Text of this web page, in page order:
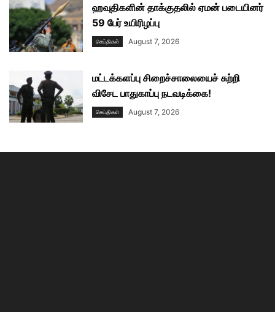
ஹவுதிகளின் தாக்குதலில் ஏமன் படையினர்
59 பேர் உயிரிழப்பு
செய்திகள் August 7, 2026
மட்டக்களப்பு சிறைச்சாலையைச் சுற்றி
விசேட பாதுகாப்பு நடவடிக்கை!
செய்திகள் August 7, 2026